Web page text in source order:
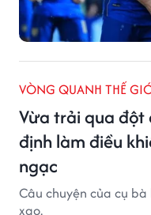
VÒNG QUANH THẾ
Vừa trải qua đột
định làm điều
ngạc
Câu chuyện của cụ
xao.